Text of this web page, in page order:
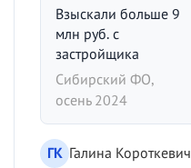
Взыскали больше 9
млн руб. с
застройщика
Сибирский ФО,
осень 2024
ГК Галина Короткевич